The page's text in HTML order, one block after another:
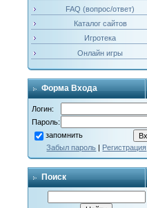
FAQ (вопрос/ответ)
Каталог сайтов
Игротека
Онлайн игры
Форма Входа
Логин:
Пароль:
запомнить
Забыл пароль | Регистрация
Поиск